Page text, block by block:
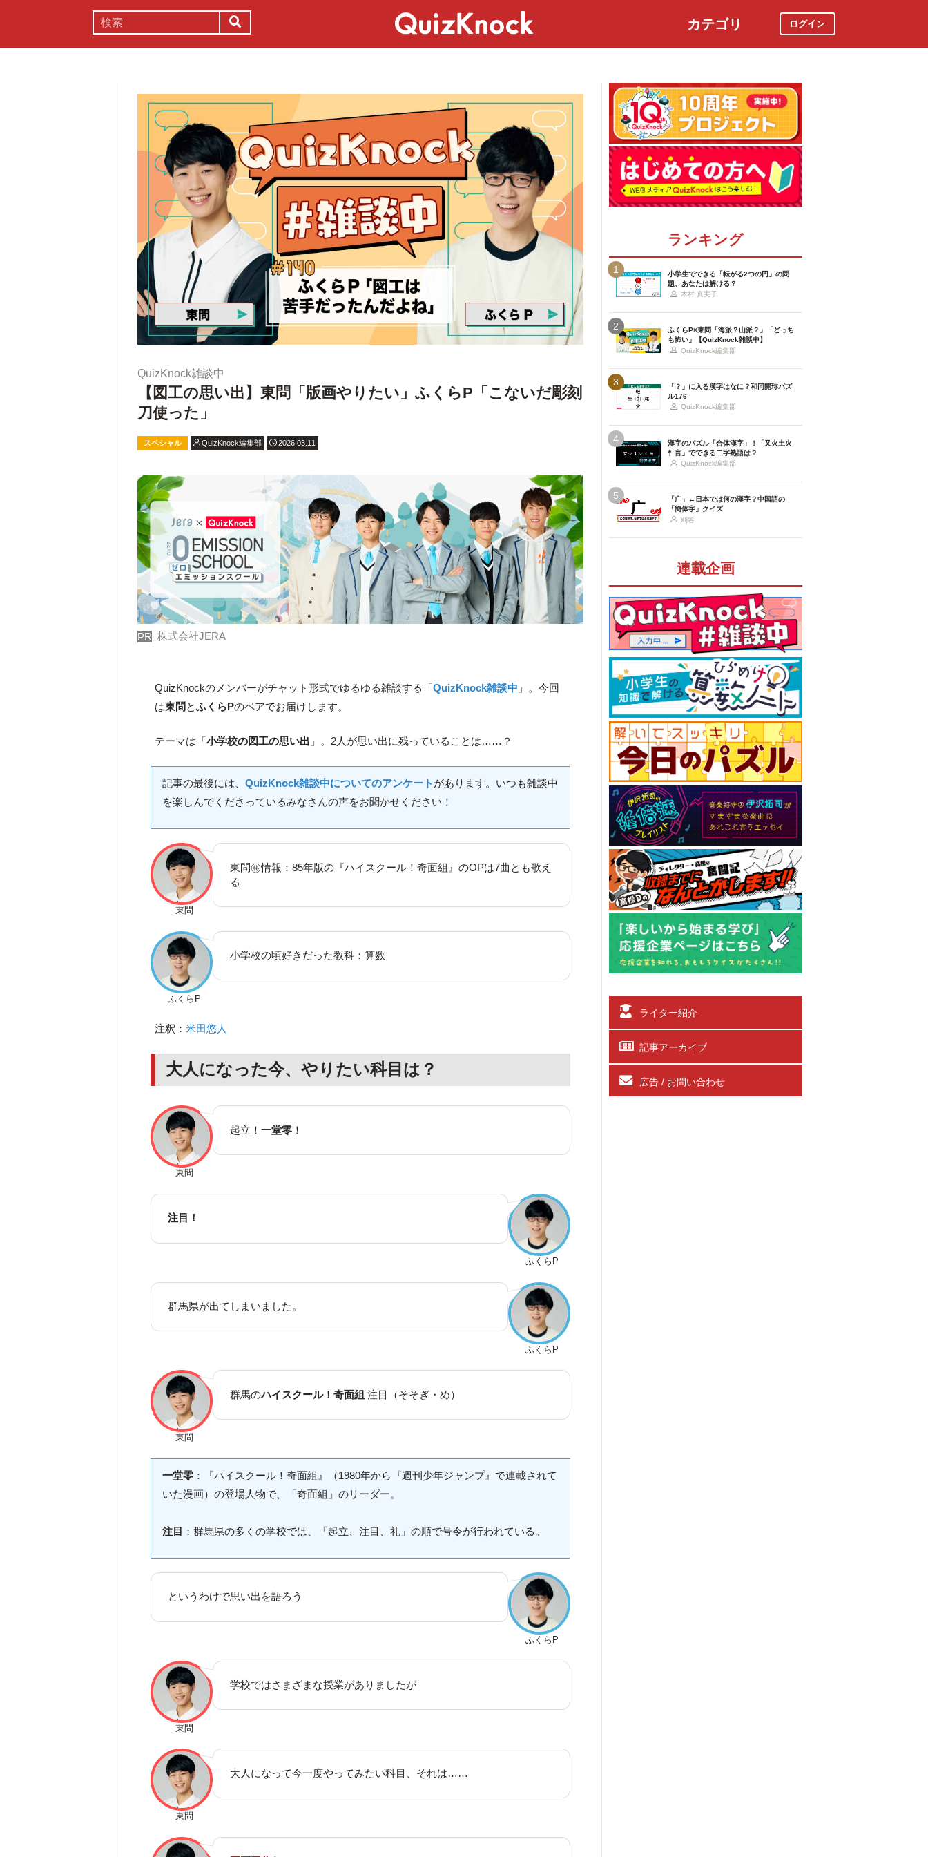
カテゴリ ログイン
QuizKnock雑談中
【図工の思い出】東問「版画やりたい」ふくらP「こないだ彫刻
刀使った」
スペシャル QuizKnock編集部 2026.03.11
PR 株式会社JERA
QuizKnockのメンバーがチャット形式でゆるゆる雑談する「QuizKnock雑談中 」。今回
は東問 とふくらPのペアでお届けします。
テーマは「小学校の図工の思い出 」。2人が思い出に残っていることは……？
記事の最後には、QuizKnock雑談中についてのアンケート があります。いつも雑談中
を楽しんでくださっているみなさんの声をお聞かせください！
東問
東問㊙情報：85年版の『ハイスクール！奇面組』のOPは7曲とも歌え
る
ふくらP
小学校の頃好きだった教科：算数
注釈：米田悠人
大人になった今、やりたい科目は？
東問
起立！一堂零 ！
ふくらP
注目！
ふくらP
群馬県が出てしまいました。
東問
群馬のハイスクール！奇面組 注目（そそぎ・め）
一堂零 ：『ハイスクール！奇面組』（1980年から『週刊少年ジャンプ』で連載されて
いた漫画）の登場人物で、「奇面組」のリーダー。
注目 ：群馬県の多くの学校では、「起立、注目、礼」の順で号令が行われている。
ふくらP
というわけで思い出を語ろう
東問
学校ではさまざまな授業がありましたが
東問
大人になって今一度やってみたい科目、それは……
ランキング
1
小学生でできる「転がる2つの円」の問
題、あなたは解ける？
木村 真実子
2
ふくらP×東問「海派？山派？」「どっち
も怖い」【QuizKnock雑談中】
QuizKnock編集部
3
「？」に入る漢字はなに？和同開珎パズ
ル176
QuizKnock編集部
4
漢字のパズル「合体漢字」！「又火土火
忄言」でできる二字熟語は？
QuizKnock編集部
5
「广」←日本では何の漢字？中国語の
「簡体字」クイズ
刈谷
連載企画
ライター紹介
記事アーカイブ
広告 / お問い合わせ